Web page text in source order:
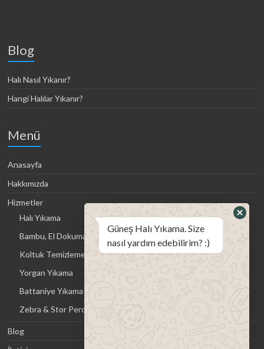
Blog
Halı Nasıl Yıkanır?
Hangi Halılar Yıkanır?
Menü
Anasayfa
Hakkımızda
Hizmetler
Halı Yıkama
Bambu, El Dokuma halı, Kilim Yıkama
Koltuk Temizleme
Yorgan Yıkama
Battaniye Yıkama
Zebra & Stor Perde Yıkama
Blog
Güneş Halı Yıkama. Size
nasıl yardım edebilirim? :)